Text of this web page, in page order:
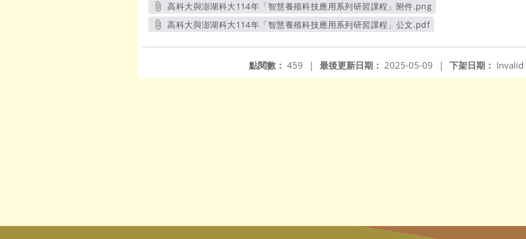
高科大與澎湖科大114年「智慧養殖科技應用系列研習課程」附件.png
另開新視窗
高科大與澎湖科大114年「智慧養殖科技應用系列研習課程」公文.pdf
下架日期： Invalid
最後更新日期： 2025-05-09 |
點閱數： 459 |